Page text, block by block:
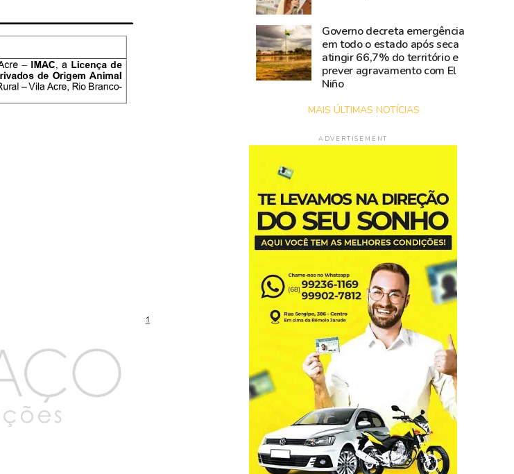
Governo decreta emergência
em todo o estado após seca
atingir 66,7% do território e
prever agravamento com El
Niño
MAIS ÚLTIMAS NOTÍCIAS
ADVERTISEMENT